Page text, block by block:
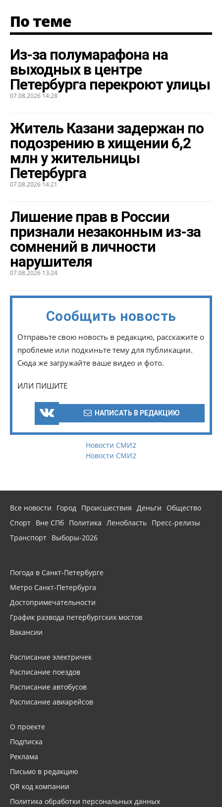
По теме
Из-за полумарафона на
выходных в центре
Петербурга перекроют улицы
07.08.2026 14:28
Житель Казани задержан по
подозрению в хищении 6,2
млн у жительницы
Петербурга
07.08.2026 14:21
Лишение прав в России
признали незаконным из-за
сомнений в личности
нарушителя
07.08.2026 13:24
Сообщить новость
Отправьте свою новость в редакцию, расскажите о
проблеме или подкиньте тему для публикации.
Сюда же загружайте ваше видео и фото.
ИЛИ ПИШИТЕ
НАПИСАТЬ В РЕДАКЦИЮ
Новости СМИ2
Новости СМИ2
Все новости Город Происшествия Деньги
Общество
Спорт Вне СПб Политика Ленобласть Пресс-релизы
Транспорт Выборы-2026
Погода в Санкт-Петербурге
Метро Санкт-Петербурга
Достопримечательности
График развода петербургских мостов
Вакансии
Расписание электричек
Расписание поездов
Расписание автобусов
Расписание авиарейсов
О проекте
Подписка
Реклама
Письмо в редакцию
QR код компании
Политика обработки персональных данных